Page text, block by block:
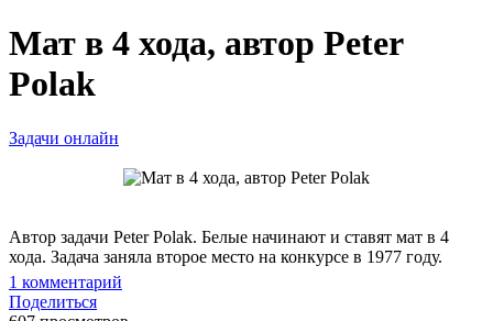
Мат в 4 хода, автор Peter
Polak
Задачи онлайн
Автор задачи Peter Polak. Белые начинают и ставят мат в 4
хода. Задача заняла второе место на конкурсе в 1977 году.
1 комментарий
Поделиться